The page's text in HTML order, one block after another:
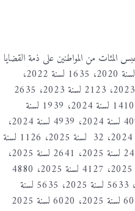
من المواطنين على ذمة القضايا
أرقام 385 لسنة 2017، 535 لسنة 2020، 1635 لسنة 2022،
1893 لسنة 2022، 392 لسنة 2023، 2123 لسنة 2023، 2635
لسنة 2023، 281 لسنة 2024، 1410 لسنة 2024، 1939 لسنة
2024، 2808 لسنة 2024، 4092 لسنة 2024، 4939 لسنة 2024،
5055 لسنة 2024، 6171 لسنة 2024، 32 لسنة 2025، 1126 لسنة
2025، 1602 لسنة 2025، 2481 لسنة 2025، 2641 لسنة 2025،
3562 لسنة 2025، 3563 لسنة 2025، 4127 لسنة 2025، 4880
لسنة 2025، 4882 لسنة 2025، 5633 لسنة 2025، 5635 لسنة